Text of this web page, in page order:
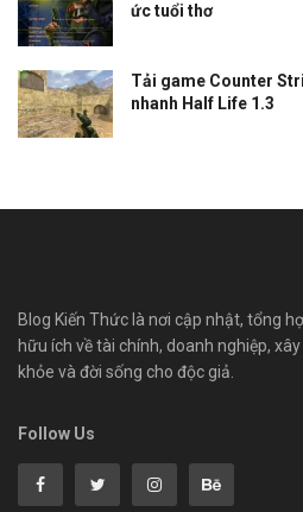
ức tuổi thơ
Tải game Counter
nhanh Half Life 1.3
Blog Kiến Thức là nơi cập nhật, tổng
hữu ích về tài chính, doanh nghiệp,
khỏe và đời sống cho độc giả.
Follow Us